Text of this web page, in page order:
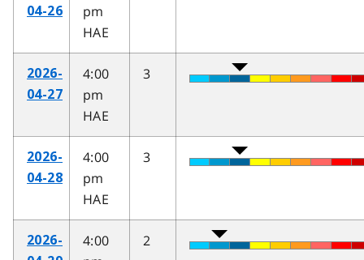
04-26
pm
HAE
2026-
04-27
4:00
pm
HAE
3
2026-
04-28
4:00
pm
HAE
3
2026-
4:00
2